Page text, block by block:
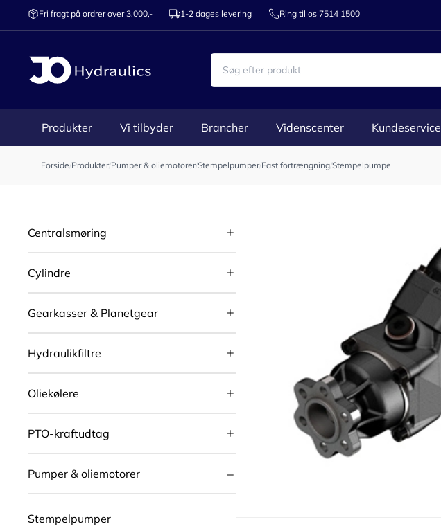
Fri fragt på ordrer over 3.000,- 1-2 dages levering Ring til os 7514 1500
Produkter Vi tilbyder Brancher Videnscenter Kundeservice
Forside/Produkter/Pumper & oliemotorer/Stempelpumper/Fast fortrængning/Stempelpumpe
Centralsmøring
Cylindre
Gearkasser & Planetgear
Hydraulikfiltre
Oliekølere
PTO-kraftudtag
Pumper & oliemotorer
Stempelpumper